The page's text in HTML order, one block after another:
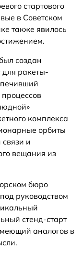
стартового
в Советском
также явилось
создан
для ракеты-
комплекса
орбиты
и
вещания из
бюро
руководством
стенд-старт
аналогов в